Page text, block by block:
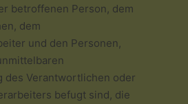
betroffenen Person, dem
dem
und den Personen,
des Verantwortlichen oder
befugt sind, die